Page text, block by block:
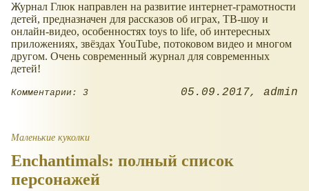
Журнал Глюк направлен на развитие интернет-грамотности
детей, предназначен для рассказов об играх, ТВ-шоу и
онлайн-видео, особенностях toys to life, об интересных
приложениях, звёздах YouTube, потоковом видео и многом
другом. Очень современный журнал для современных
детей!
Комментарии: 3 05.09.2017 admin
Маленькие куколки
Enchantimals: полный список
персонажей